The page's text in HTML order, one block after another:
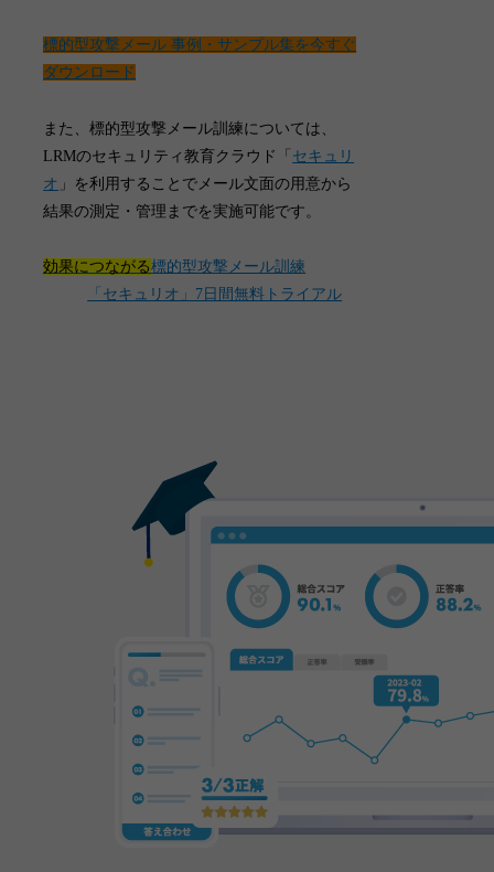
標的型攻撃メール 事例・サンプル集を今すぐ
ダウンロード
また、標的型攻撃メール訓練については、
LRMのセキュリティ教育クラウド「 セキュリ
オ 」を利用することでメール文面の用意から
結果の測定・管理までを実施可能です。
効果につながる標的型攻撃メール訓練
「セキュリオ」7日間無料トライアル